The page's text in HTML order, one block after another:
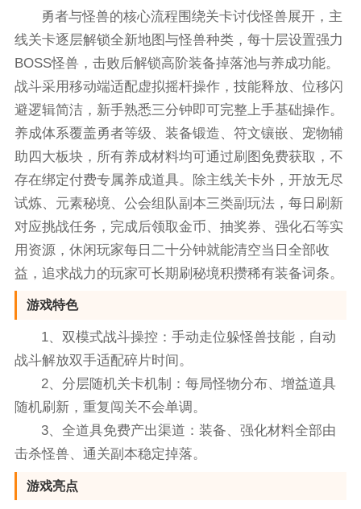
勇者与怪兽的核心流程围绕关卡讨伐怪兽展开，主
线关卡逐层解锁全新地图与怪兽种类，每十层设置强力
BOSS怪兽，击败后解锁高阶装备掉落池与养成功能。
战斗采用移动端适配虚拟摇杆操作，技能释放、位移闪
避逻辑简洁，新手熟悉三分钟即可完整上手基础操作。
养成体系覆盖勇者等级、装备锻造、符文镶嵌、宠物辅
助四大板块，所有养成材料均可通过刷图免费获取，不
存在绑定付费专属养成道具。除主线关卡外，开放无尽
试炼、元素秘境、公会组队副本三类副玩法，每日刷新
对应挑战任务，完成后领取金币、抽奖券、强化石等实
用资源，休闲玩家每日二十分钟就能清空当日全部收
益，追求战力的玩家可长期刷秘境积攒稀有装备词条。
游戏特色
1、双模式战斗操控：手动走位躲怪兽技能，自动
战斗解放双手适配碎片时间。
2、分层随机关卡机制：每局怪物分布、增益道具
随机刷新，重复闯关不会单调。
3、全道具免费产出渠道：装备、强化材料全部由
击杀怪兽、通关副本稳定掉落。
游戏亮点